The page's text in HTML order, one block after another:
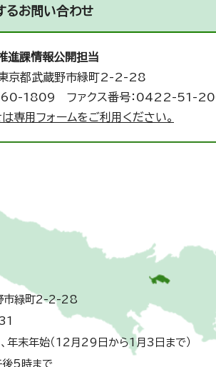
るお問い合わせ
進課情報公開担当
都武蔵野市緑町2-2-28
60-1809 ファクス番号：0422-51-
専用フォームをご利用ください。
緑町2-2-28
、年末年始（12月29日から1月3日まで）
後5時まで